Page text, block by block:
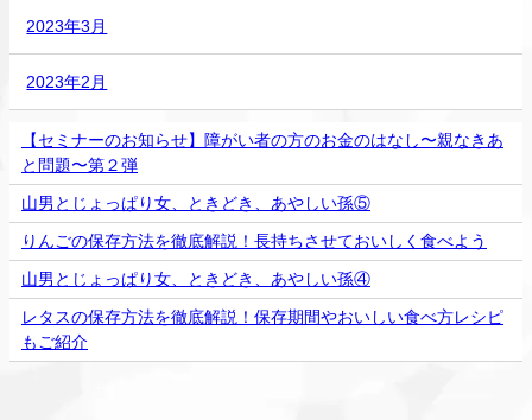
2023年3月
2023年2月
【セミナーのお知らせ】障がい者の⽅のお⾦のはなし〜親なきあ
と問題〜第２弾
山男とじょっぱり女、ときどき、あやしい孫⑤
りんごの保存方法を徹底解説！長持ちさせておいしく食べよう
山男とじょっぱり女、ときどき、あやしい孫④
レタスの保存方法を徹底解説！保存期間やおいしい食べ方レシピ
もご紹介